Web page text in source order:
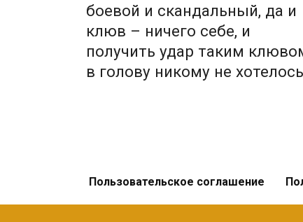
боевой и скандальный, да и
клюв – ничего себе, и
получить удар таким
в голову никому не
Пользовательское соглашение